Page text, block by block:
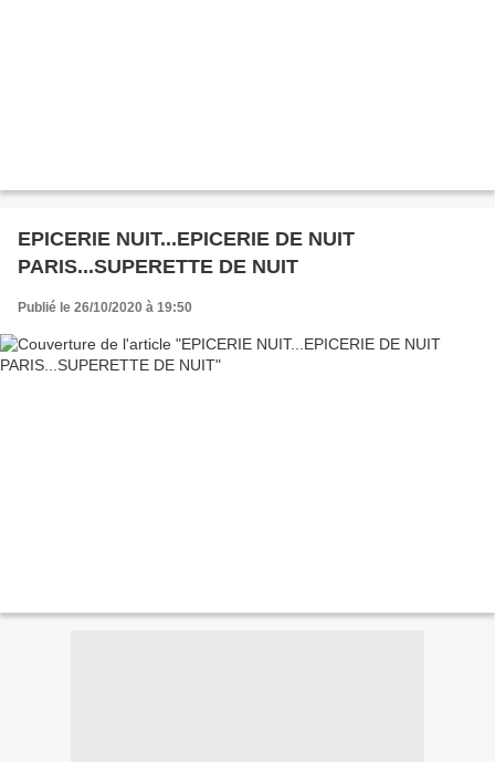
EPICERIE NUIT...EPICERIE DE NUIT
PARIS...SUPERETTE DE NUIT
Publié le 26/10/2020 à 19:50